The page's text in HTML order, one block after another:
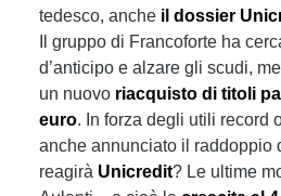
tedesco, anche il dossier
Il gruppo di Francoforte ha
d’anticipo e alzare gli scudi,
un nuovo riacquisto di titoli
euro. In forza degli utili record
anche annunciato il raddoppio
reagirà Unicredit? Le ultime